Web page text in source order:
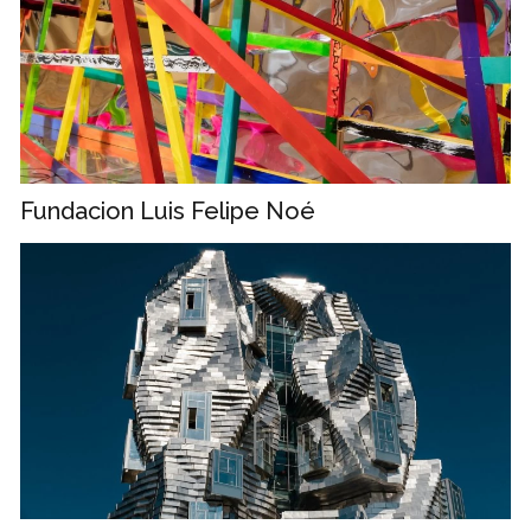
Fundacion Luis Felipe Noé